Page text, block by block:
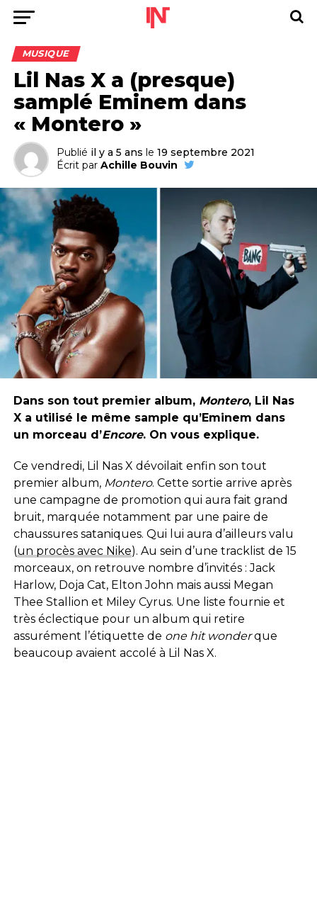
MUSIQUE
Lil Nas X a (presque)
samplé Eminem dans
« Montero »
Publié il y a 5 ans le 19 septembre 2021
Écrit par Achille Bouvin
Dans son tout premier album, Montero, Lil Nas
X a utilisé le même sample qu’Eminem dans
un morceau d’Encore. On vous explique.
Ce vendredi, Lil Nas X dévoilait enfin son tout
premier album, Montero. Cette sortie arrive après
une campagne de promotion qui aura fait grand
bruit, marquée notamment par une paire de
chaussures sataniques. Qui lui aura d’ailleurs valu
(un procès avec Nike). Au sein d’une tracklist de 15
morceaux, on retrouve nombre d’invités : Jack
Harlow, Doja Cat, Elton John mais aussi Megan
Thee Stallion et Miley Cyrus. Une liste fournie et
très éclectique pour un album qui retire
assurément l’étiquette de one hit wonderque
beaucoup avaient accolé à Lil Nas X.